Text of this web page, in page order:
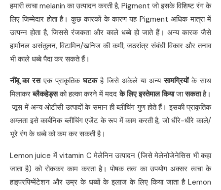
हमारी त्वचा melanin का उत्पादन करती है, Pigment जो इसके विशिष्ट रंग के
लिए जिम्मेदार होता है। कुछ कारकों के कारण यह Pigment अधिक मात्रा में
उत्पन्न होता है, जिससे रंजकता और काले धब्बे हो जाते हैं। अन्य कारक जैसे
हार्मोनल असंतुलन, विटामिन/खनिज की कमी, जठरांत्र संबंधी विकार और तनाव
भी काले धब्बे पैदा कर सकते हैं।
नींबू का रसएक प्राकृतिकघटकहै जिसे अकेले या अन्यसामग्रियोंके साथ
मिलाकरब्लैकहेड्सको हल्का करने में मददके लिए इस्तेमाल कियाजासकताहै।
जूस में अन्य ओटीसी उत्पादों के समान ही ब्लीचिंग गुण होते हैं। इसकी प्राकृतिक
अम्लता इसे कार्बनिक ब्लीचिंग एजेंट के रूप में काम करती है, जो धीरे-धीरे काले/
भूरे रंग के धब्बे को कम कर सकती है।
Lemon juice में vitamin C मेलेनिन उत्पादन (जिसे मेलेनोजेनेसिस भी कहा
जाता है) को रोककर काम करता है। पोषक तत्व का उपयोग अक्सर त्वचा के
हाइपरपिग्मेंटेशन और उम्र के धब्बों के इलाज के लिए किया जाता है Lemon